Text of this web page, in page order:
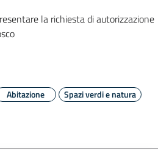
la richiesta di autorizzazione
Abitazione Spazi verdi e natura